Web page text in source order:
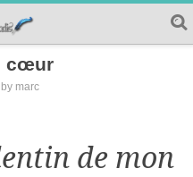
cœur
marc
de mon